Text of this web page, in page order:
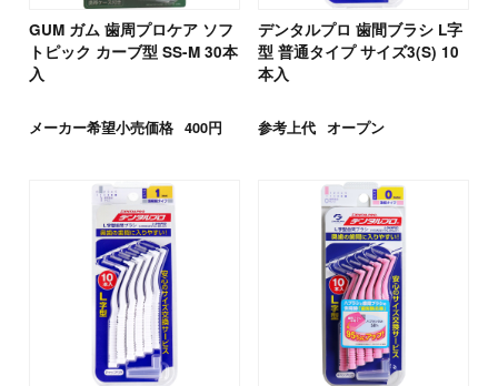
GUM ガム 歯周プロケア ソフ
トピック カーブ型 SS-M 30本
入
メーカー希望小売価格 400円
デンタルプロ 歯間ブラシ L字
型 普通タイプ サイズ3(S) 10
本入
参考上代 オープン